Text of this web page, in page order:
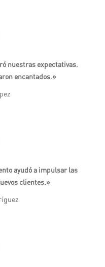
nuestras expectativas.
encantados.»
ayudó a impulsar las
clientes.»